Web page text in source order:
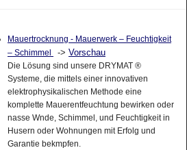
Mauertrocknung - Mauerwerk – Feuchtigkeit
– Schimmel
-> Vorschau
Die Lösung sind unsere DRYMAT ®
Systeme, die mittels einer innovativen
elektrophysikalischen Methode eine
komplette Mauerentfeuchtung bewirken oder
nasse Wnde, Schimmel, und Feuchtigkeit in
Husern oder Wohnungen mit Erfolg und
Garantie bekmpfen.